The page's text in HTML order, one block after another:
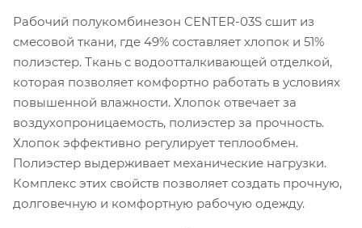
Рабочий полукомбинезон CENTER-03S сшит из
смесовой ткани, где 49% составляет хлопок и 51%
полиэстер. Ткань с водоотталкивающей отделкой,
которая позволяет комфортно работать в условиях
повышенной влажности. Хлопок отвечает за
воздухопроницаемость, полиэстер за прочность.
Хлопок эффективно регулирует теплообмен.
Полиэстер выдерживает механические нагрузки.
Комплекс этих свойств позволяет создать прочную,
долговечную и комфортную рабочую одежду.